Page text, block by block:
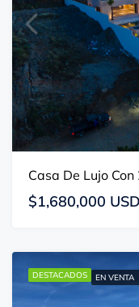
$1,680,000 USD
DESTACADOS EN VENTA